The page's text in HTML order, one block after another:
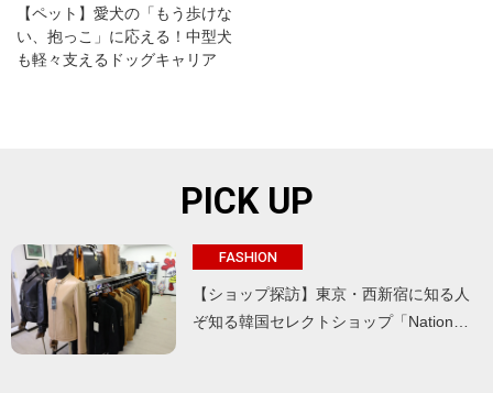
【ペット】愛犬の「もう歩けな
い、抱っこ」に応える！中型犬
も軽々支えるドッグキャリア
PICK UP
FASHION
【ショップ探訪】東京・西新宿に知る人
ぞ知る韓国セレクトショップ「Nation…